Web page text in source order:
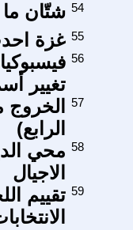
شتّان ما 54
غزة 55
تغيير
56
الخروج
الرابع)
57
محي
الاجيال
58
59